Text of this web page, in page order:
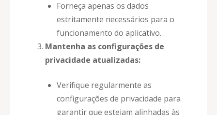
Forneça apenas os dados
estritamente necessários para o
funcionamento do aplicativo.
Mantenha as configurações de
privacidade atualizadas:
Verifique regularmente as
configurações de privacidade para
garantir que estejam alinhadas às